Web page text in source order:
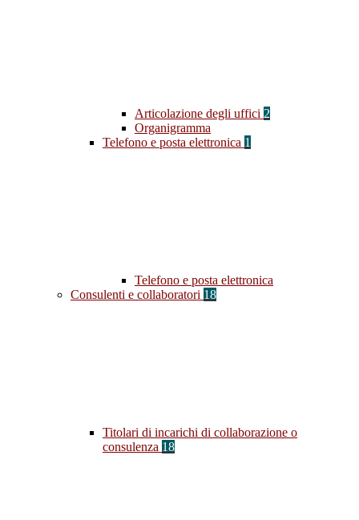
Articolazione degli uffici 2
Organigramma
Telefono e posta elettronica 1
Telefono e posta elettronica
Consulenti e collaboratori 18
Titolari di incarichi di collaborazione o
consulenza 18